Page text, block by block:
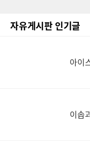
자유게시판 인기글
아이
이솝